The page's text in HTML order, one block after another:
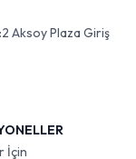
Aksoy Plaza Giriş
İçin